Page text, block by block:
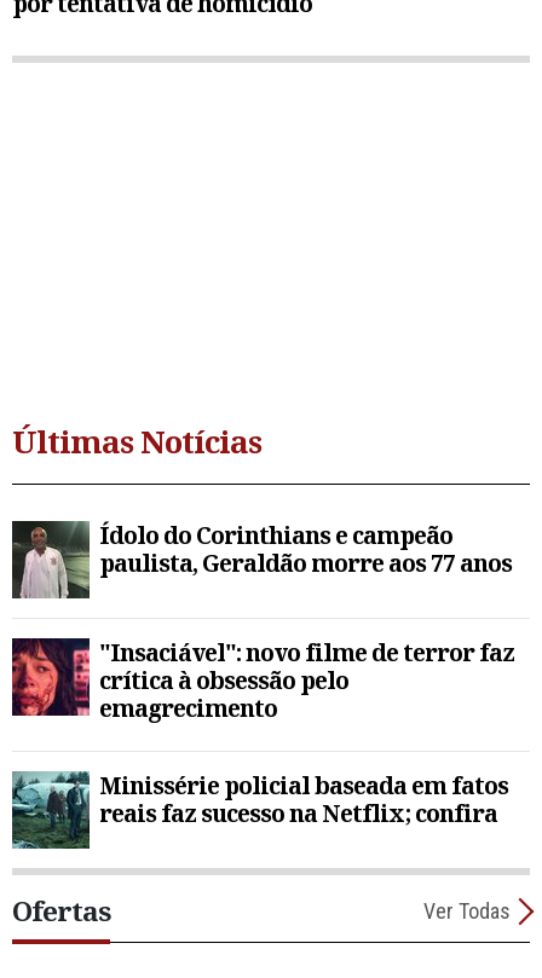
Últimas Notícias
Ídolo do Corinthians e campeão
paulista, Geraldão morre aos 77 anos
"Insaciável": novo filme de terror faz
crítica à obsessão pelo
emagrecimento
Minissérie policial baseada em fatos
reais faz sucesso na Netflix; confira
Ofertas Ver Todas